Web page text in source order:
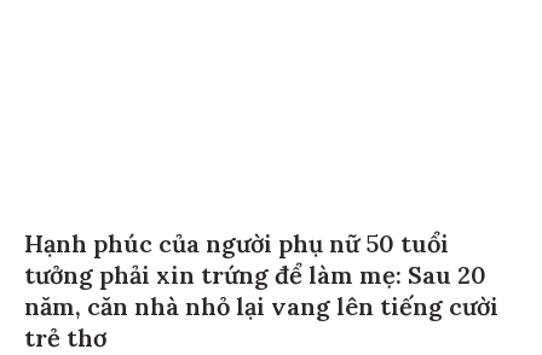
Hạnh phúc của người phụ nữ 50 tuổi
tưởng phải xin trứng để làm mẹ: Sau 20
năm, căn nhà nhỏ lại vang lên tiếng cười
trẻ thơ